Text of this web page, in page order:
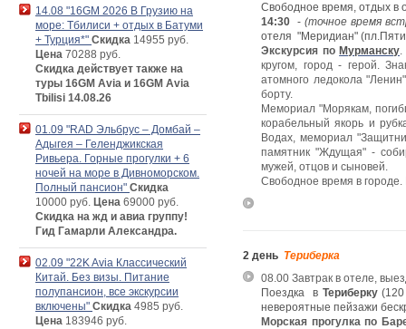
Свободное время, отдых в
14:30 - (точное время
отеля "Меридиан" (пл.Пяти
Экскурсия по Мурманску.
кругом, город - герой.
атомного ледокола
борту.
Мемориал "Морякам,
корабельный якорь и
Водах, мемориал
памятник "Ждущая" -
мужей, отцов и сыновей.
Свободное время в городе.
2 день Териберка
08.00 Завтрак в отеле,
Поездка в Териберку
невероятные пейзажи
Морская прогулкапо
14.08 "16GM 2026 В Грузию на
море: Тбилиси + отдых в Батуми
+ Турция*" Скидка 14955 руб.
Цена 70288 руб.
Скидка действует также на
туры 16GM Avia и 16GM Avia
Tbilisi 14.08.26
01.09 "RAD Эльбрус – Домбай –
Адыгея – Геленджикская
Ривьера. Горные прогулки + 6
ночей на море в Дивноморском.
Полный пансион" Скидка
10000 руб. Цена 69000 руб.
Скидка на жд и авиа группу!
Гид Гамарли Александра.
02.09 "22K Avia Классический
Китай. Без визы. Питание
полупансион, все экскурсии
включены" Скидка 4985 руб.
Цена 183946 руб.